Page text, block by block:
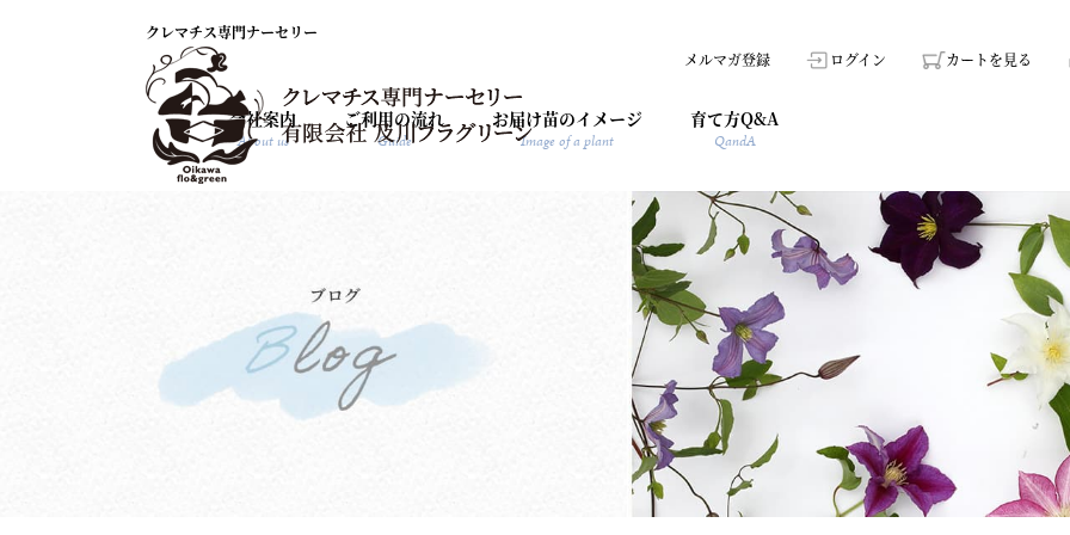
クレマチス専門ナーセリー
メルマガ登録
ログイン カートを見る
会社案内
About us
ご利用の流れ
Guide
お届け苗のイメージ
Image of a plant
育て方Q&A
QandA